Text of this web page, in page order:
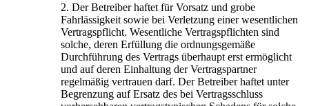
2. Der Betreiber haftet für Vorsatz und grobe
Fahrlässigkeit sowie bei Verletzung einer wesentlichen
Vertragspflicht. Wesentliche Vertragspflichten sind
solche, deren Erfüllung die ordnungsgemäße
Durchführung des Vertrags überhaupt erst ermöglicht
und auf deren Einhaltung der Vertragspartner
regelmäßig vertrauen darf. Der Betreiber haftet unter
Begrenzung auf Ersatz des bei Vertragsschluss